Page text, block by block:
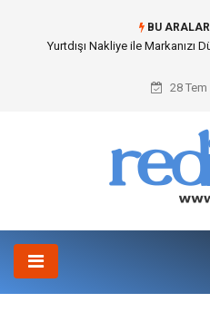
BU
İnternetsiz Bir Gün
28 Tem